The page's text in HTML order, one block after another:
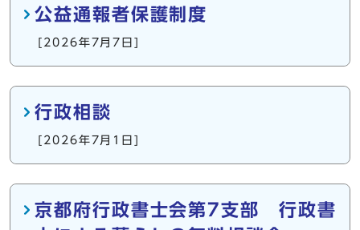
公益通報者保護制度
[2026年7月7日]
行政相談
[2026年7月1日]
京都府行政書士会第7支部 行政書